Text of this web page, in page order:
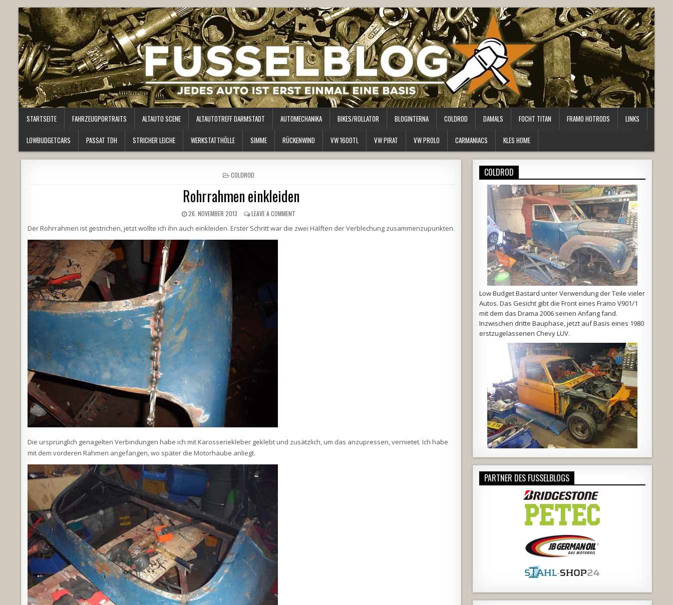
STARTSEITE FAHRZEUGPORTRAITS ALTAUTO SCENE ALTAUTOTREFF DARMSTADT AUTOMECHANIKA BIKES/ROLLATOR BLOGINTERNA COLDROD DAMALS FOCHT TITAN FRAMO HOTRODS LINKS
LOWBUDGETCARS PASSAT TDH STRICHER LEICHE WERKSTATTHÖLLE SIMME RÜCKENWIND VW 1600TL VW PIRAT VW PROLO CARMANIACS KLES HOME
POSTED
IN
COLDROD
Rohrrahmen einkleiden
26. NOVEMBER 2013 LEAVE A COMMENT
Der Rohrrahmen ist gestrichen, jetzt wollte ich ihn auch einkleiden. Erster Schritt war die zwei Hälften der Verblechung zusammenzupunkten.
Die ursprünglich genagelten Verbindungen habe ich mit Karosseriekleber geklebt und zusätzlich, um das anzupressen, vernietet. Ich habe
mit dem vorderen Rahmen angefangen, wo später die Motorhaube anliegt.
COLDROD
Low Budget Bastard unter Verwendung der Teile vieler
Autos. Das Gesicht gibt die Front eines Framo V901/1
mit dem das Drama 2006 seinen Anfang fand.
Inzwischen dritte Bauphase, jetzt auf Basis eines 1980
erstzugelassenen Chevy LUV.
PARTNER DES FUSSELBLOGS